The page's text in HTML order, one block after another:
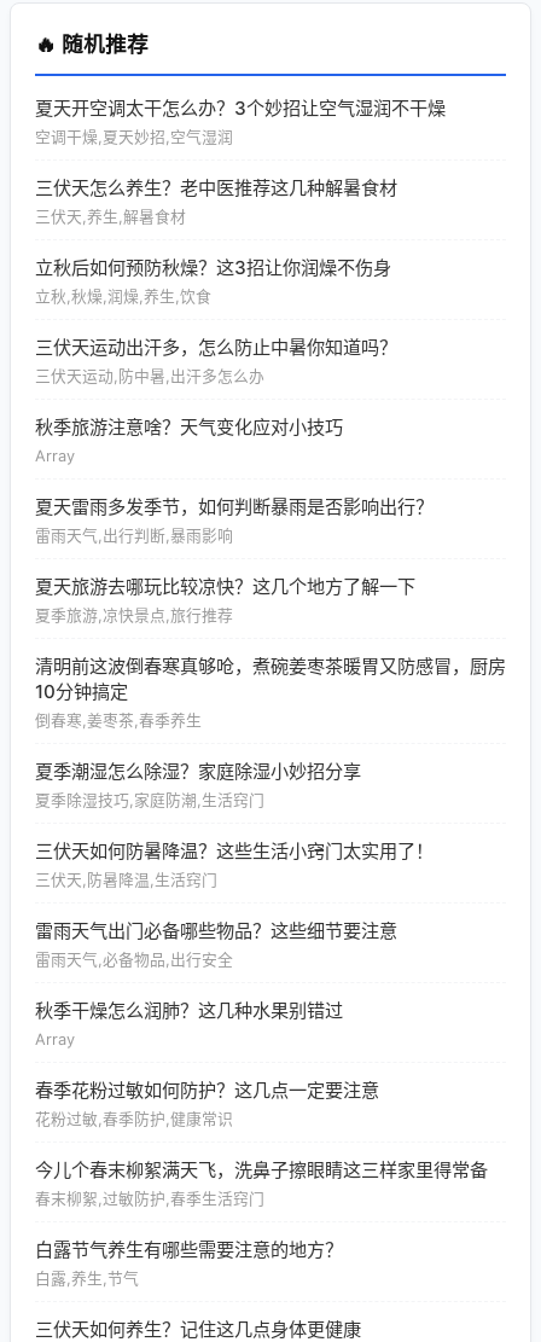
🔥 随机推荐
夏天开空调太干怎么办？3个妙招让空气湿润不干燥
空调干燥,夏天妙招,空气湿润
三伏天怎么养生？老中医推荐这几种解暑食材
三伏天,养生,解暑食材
立秋后如何预防秋燥？这3招让你润燥不伤身
立秋,秋燥,润燥,养生,饮食
三伏天运动出汗多，怎么防止中暑你知道吗？
三伏天运动,防中暑,出汗多怎么办
秋季旅游注意啥？天气变化应对小技巧
Array
夏天雷雨多发季节，如何判断暴雨是否影响出行？
雷雨天气,出行判断,暴雨影响
夏天旅游去哪玩比较凉快？这几个地方了解一下
夏季旅游,凉快景点,旅行推荐
清明前这波倒春寒真够呛，煮碗姜枣茶暖胃又防感冒，厨房
10分钟搞定
倒春寒,姜枣茶,春季养生
夏季潮湿怎么除湿？家庭除湿小妙招分享
夏季除湿技巧,家庭防潮,生活窍门
三伏天如何防暑降温？这些生活小窍门太实用了！
三伏天,防暑降温,生活窍门
雷雨天气出门必备哪些物品？这些细节要注意
雷雨天气,必备物品,出行安全
秋季干燥怎么润肺？这几种水果别错过
Array
春季花粉过敏如何防护？这几点一定要注意
花粉过敏,春季防护,健康常识
今儿个春末柳絮满天飞，洗鼻子擦眼睛这三样家里得常备
春末柳絮,过敏防护,春季生活窍门
白露节气养生有哪些需要注意的地方？
白露,养生,节气
三伏天如何养生？记住这几点身体更健康